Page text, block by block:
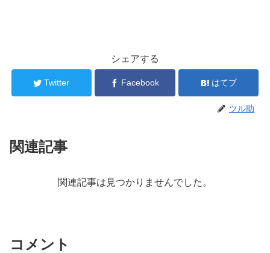
シェアする
Twitter Facebook はてブ
ツル助
関連記事
関連記事は見つかりませんでした。
コメント